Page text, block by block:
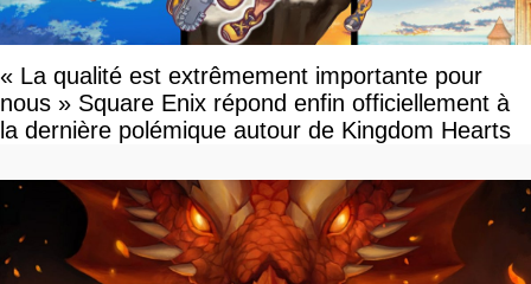
« La qualité est extrêmement importante pour
nous » Square Enix répond enfin officiellement à
la dernière polémique autour de Kingdom Hearts